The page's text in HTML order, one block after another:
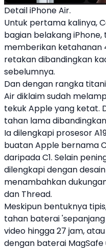
Detail iPhone Air.
Untuk pertama kalinya,
bagian belakangiPhone,
memberikan ketahanan
retakan dibandingkan
sebelumnya.
Dan dengan rangka
Airdiklaim sudah
tekukAppleyang ketat.
tahan lama dibandingkan
Ia dilengkapi prosesor
buatanApple bernama
daripada C1. Selain
dilengkapi dengan
menambahkan
dan Thread.
Meskipun bentuknya
tahan baterai
video hingga 27 jam,
dengan baterai MagSafe